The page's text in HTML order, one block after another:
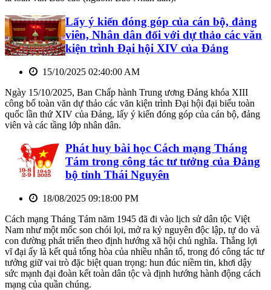
Lấy ý kiến đóng góp của cán bộ, đảng
viên, Nhân dân đối với dự thảo các văn
kiện trình Đại hội XIV của Đảng
15/10/2025 02:40:00 AM
Ngày 15/10/2025, Ban Chấp hành Trung ương Đảng khóa XIII
công bố toàn văn dự thảo các văn kiện trình Đại hội đại biểu toàn
quốc lần thứ XIV của Đảng, lấy ý kiến đóng góp của cán bộ, đảng
viên và các tầng lớp nhân dân.
Phát huy bài học Cách mạng Tháng
Tám trong công tác tư tưởng của Đảng
bộ tỉnh Thái Nguyên
18/08/2025 09:18:00 PM
Cách mạng Tháng Tám năm 1945 đã đi vào lịch sử dân tộc Việt
Nam như một mốc son chói lọi, mở ra kỷ nguyên độc lập, tự do và
con đường phát triển theo định hướng xã hội chủ nghĩa. Thắng lợi
vĩ đại ấy là kết quả tổng hòa của nhiều nhân tố, trong đó công tác tư
tưởng giữ vai trò đặc biệt quan trọng: hun đúc niềm tin, khơi dậy
sức mạnh đại đoàn kết toàn dân tộc và định hướng hành động cách
mạng của quần chúng.